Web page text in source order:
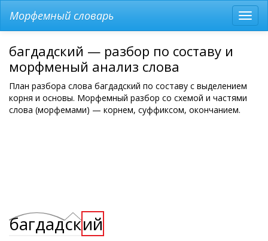
меню
Морфемный словарь
багдадский — разбор по составу и
морфменый анализ слова
План разбора слова багдадский по составу с выделением
корня и основы. Морфемный разбор со схемой и частями
слова (морфемами) — корнем, суффиксом, окончанием.
багдадский